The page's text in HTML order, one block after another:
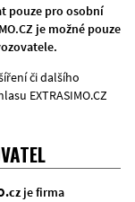
pouze pro osobní
je možné pouze
či dalšího
EXTRASIMO.CZ
je firma